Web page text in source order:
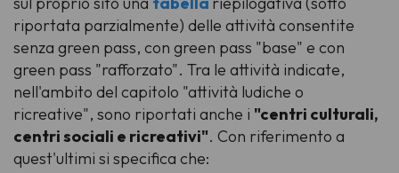
riportata parzialmente) delle attività consentite
senza green pass, con green pass "base" e con
green pass "rafforzato". Tra le attività indicate,
nell'ambito del capitolo "attività ludiche o
ricreative", sono riportati anche i "centri culturali,
centri sociali e ricreativi". Con riferimento a
quest'ultimi si specifica che: